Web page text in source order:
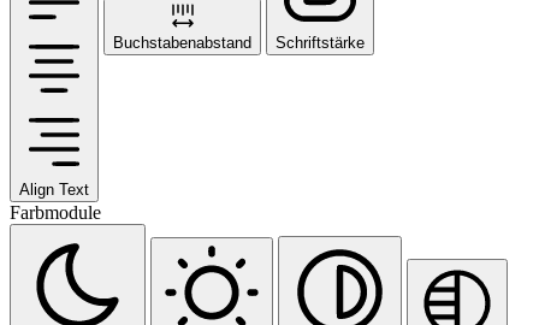
Align Text
Buchstabenabstand Schriftstärke
Farbmodule